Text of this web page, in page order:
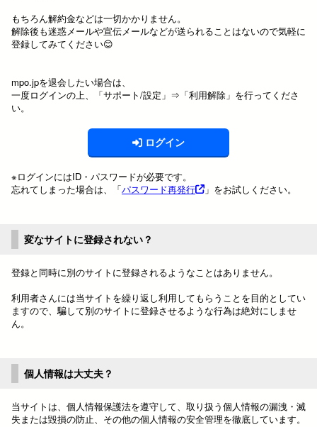
もちろん解約金などは一切かかりません。
解除後も迷惑メールや宣伝メールなどが送られることはないので気軽に
登録してみてください😊
mpo.jpを退会したい場合は、
一度ログインの上、「サポート/設定」⇒「利用解除」を行ってくださ
い。
ログイン
※ログインにはID・パスワードが必要です。
忘れてしまった場合は、「パスワード再発行 」をお試しください。
変なサイトに登録されない？
登録と同時に別のサイトに登録されるようなことはありません。
利用者さんには当サイトを繰り返し利用してもらうことを目的としてい
ますので、騙して別のサイトに登録させるような行為は絶対にしませ
ん。
個人情報は大丈夫？
当サイトは、個人情報保護法を遵守して、取り扱う個人情報の漏洩・滅
失または毀損の防止、その他の個人情報の安全管理を徹底しています。